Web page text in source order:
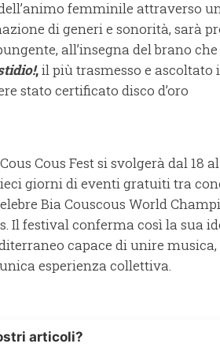
femminile attraverso
di generi e sonorità, sarà
all’insegna del brano
,il più trasmesso e ascoltato
stato certificato disco d’oro
Cous Fest si svolgerà dal 18
giorni di eventi gratuiti tra
Bia Couscous World
Il festival conferma così la sua
capace di unire
esperienza collettiva.
articoli?